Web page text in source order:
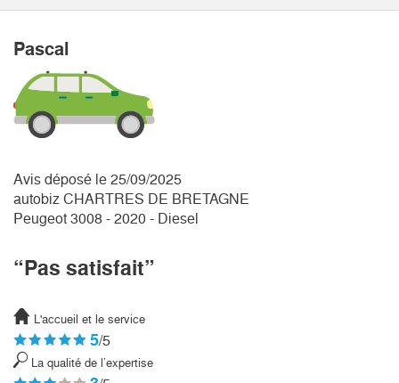
Pascal
Avis déposé le 25/09/2025
autobiz CHARTRES DE BRETAGNE
Peugeot 3008 - 2020 - Diesel
“Pas satisfait”
L'accueil et le service
5/5
La qualité de l’expertise